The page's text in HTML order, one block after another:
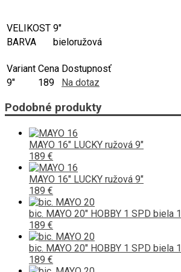
VELIKOST 9"
BARVA
bieloružová
Variant Cena Dostupnosť
9"
189 Na dotaz
Podobné produkty
MAYO 16" LUCKY ružová 9"
189 €
MAYO 16" LUCKY ružová 9"
189 €
bic. MAYO 20" HOBBY 1 SPD biela
189 €
bic. MAYO 20" HOBBY 1 SPD biela
189 €